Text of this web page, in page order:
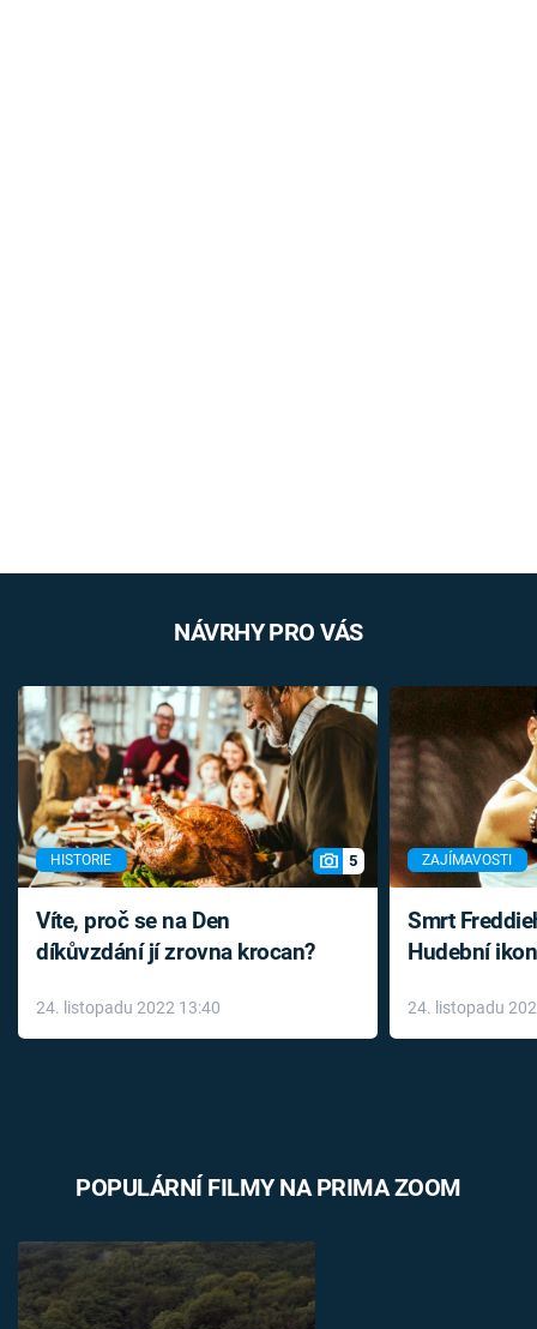
NÁVRHY PRO VÁS
HISTORIE 5
Víte, proč se na Den
díkůvzdání jí zrovna krocan?
24. listopadu 2022 13:40
ZAJÍMAVOSTI
Smrt
Hudební
léky
24. listopadu
POPULÁRNÍ FILMY NA PRIMA ZOOM